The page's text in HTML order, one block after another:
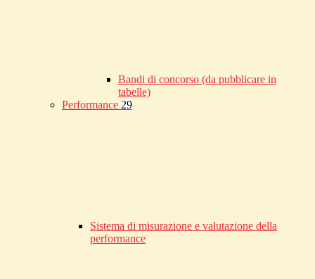
Bandi di concorso (da pubblicare in
tabelle)
Performance 29
Sistema di misurazione e valutazione della
performance